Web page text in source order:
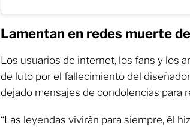
Lamentan en redes muerte
Los usuarios de internet, los fans y los
de luto por el fallecimiento del
dejado mensajes de condolencias para
“Las leyendas vivirán para siempre, él